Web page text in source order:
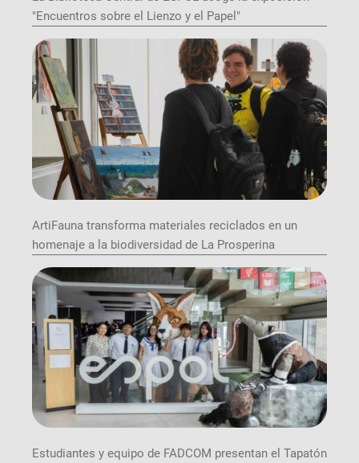
"Encuentros sobre el Lienzo y el Papel"
ArtiFauna transforma materiales reciclados en un
homenaje a la biodiversidad de La Prosperina
Estudiantes y equipo de FADCOM presentan el Tapatón